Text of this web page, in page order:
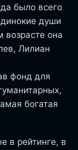
было всего
души
возрасте она
Лилиан
фонд для
богатая
в рейтинге, в